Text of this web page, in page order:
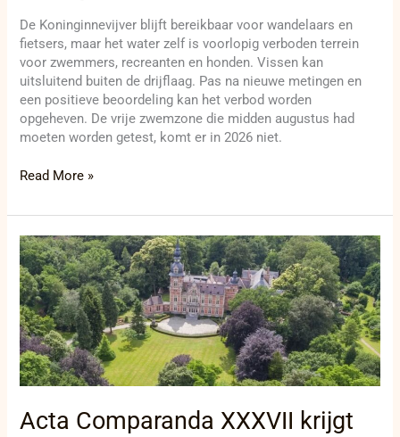
De Koninginnevijver blijft bereikbaar voor wandelaars en
fietsers, maar het water zelf is voorlopig verboden terrein
voor zwemmers, recreanten en honden. Vissen kan
uitsluitend buiten de drijflaag. Pas na nieuwe metingen en
een positieve beoordeling kan het verbod worden
opgeheven. De vrije zwemzone die midden augustus had
moeten worden getest, komt er in 2026 niet.
Read More »
Acta Comparanda XXXVII krijgt
Acta
Comparanda
XXXVII
krijgt
presentatie
in
Kasteel
van